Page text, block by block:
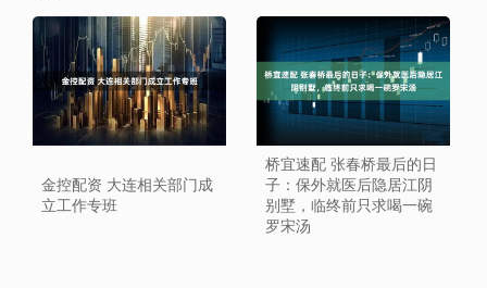
金控配资 大连相关部门成
立工作专班
桥宜速配 张春桥最后的日
子：保外就医后隐居江阴
别墅，临终前只求喝一碗
罗宋汤